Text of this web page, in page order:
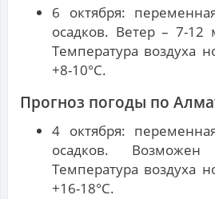
6 октября:
осадков. Ветер – 7-12
Температура воздуха
+8-10°С.
Прогноз погоды по
4 октября:
осадков.
Температура воздуха
+16-18°С.